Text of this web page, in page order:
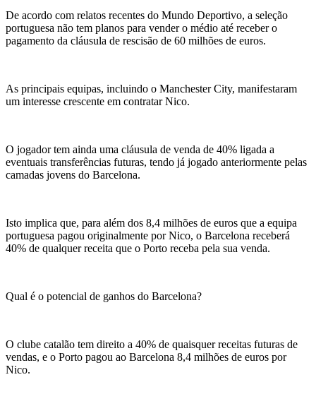
De acordo com relatos recentes do Mundo Deportivo, a seleção
portuguesa não tem planos para vender o médio até receber o
pagamento da cláusula de rescisão de 60 milhões de euros.
As principais equipas, incluindo o Manchester City, manifestaram
um interesse crescente em contratar Nico.
O jogador tem ainda uma cláusula de venda de 40% ligada a
eventuais transferências futuras, tendo já jogado anteriormente pelas
camadas jovens do Barcelona.
Isto implica que, para além dos 8,4 milhões de euros que a equipa
portuguesa pagou originalmente por Nico, o Barcelona receberá
40% de qualquer receita que o Porto receba pela sua venda.
Qual é o potencial de ganhos do Barcelona?
O clube catalão tem direito a 40% de quaisquer receitas futuras de
vendas, e o Porto pagou ao Barcelona 8,4 milhões de euros por
Nico.